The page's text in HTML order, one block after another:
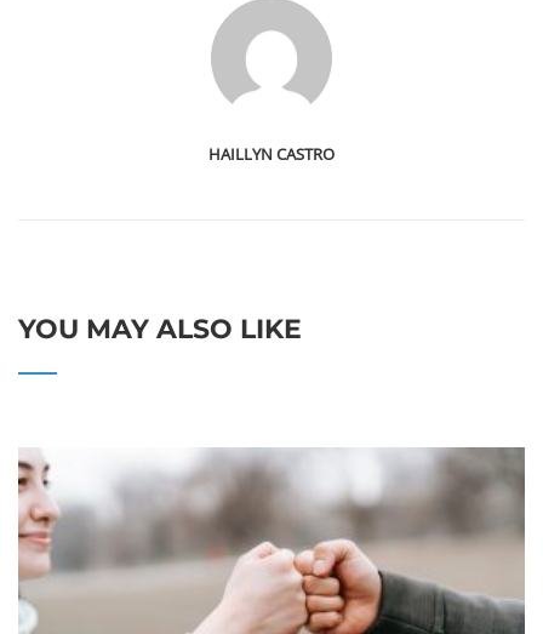
HAILLYN CASTRO
YOU MAY ALSO LIKE